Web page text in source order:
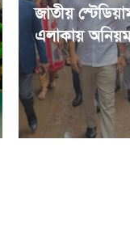
জাতীয়
এলাকায়